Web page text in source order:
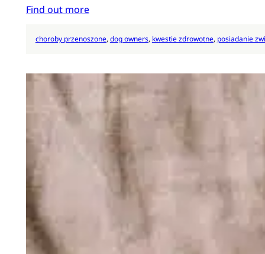
Find out more
choroby przenoszone, dog owners, kwestie zdrowotne, posiadanie